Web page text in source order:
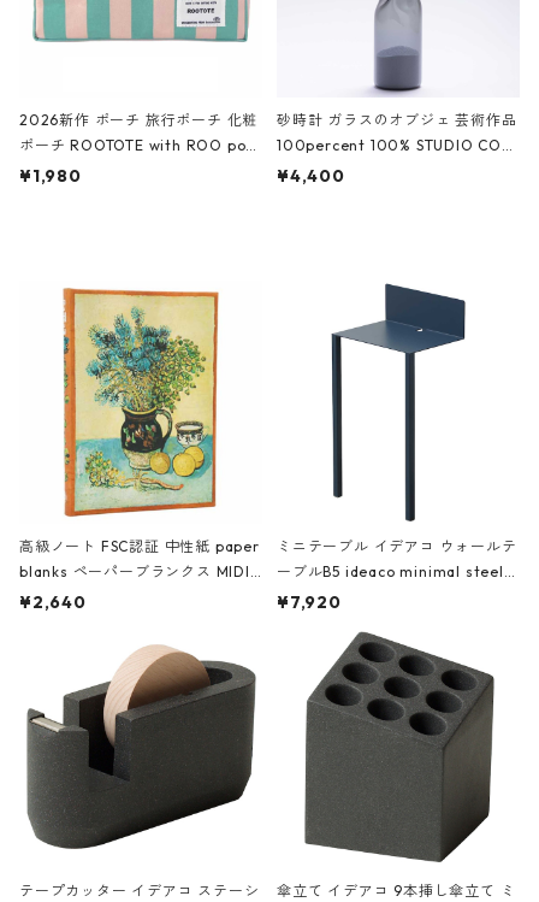
2026新作 ポーチ 旅行ポーチ 化粧
ポーチ ROOTOTE with ROO pou
ch 3532 ルートート WR.ポーチ.ラ
¥1,980
砂時計 ガラスのオブジェ 芸術作品
100percent 100% STUDIO COH
AKU Timeless 100パーセント ス
¥4,400
高級ノート FSC認証 中性紙 paper
blanks ペーパーブランクス MIDI
ハードカバー 罫線 ヴァン・ゴッホ
¥2,640
ミニテーブル イデアコ ウォールテ
ーブルB5 ideaco minimal steel f
urniture WALL Table B5 ネイビー
¥7,920
テープカッター イデアコ ステーシ
傘立て イデアコ 9本挿し傘立て ミ